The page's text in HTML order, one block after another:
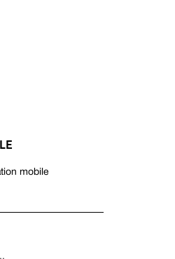
mobile